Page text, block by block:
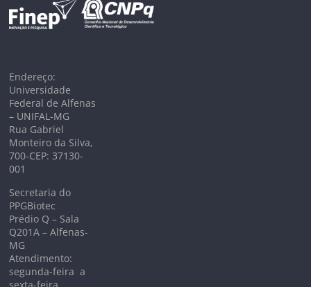
Endereço:
Universidade
Federal de Alfenas
– UNIFAL-MG
Rua Gabriel
Monteiro da Silva,
700-CEP: 37130-
001
Secretaria do
PPGBiotec
Prédio Q – Sala
Q201A – Alfenas-
MG
Atendimento:
segunda-feira a
sexta-feira